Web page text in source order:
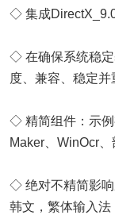
◇ 集成
◇ 在确保系统稳定
度、兼容、稳定并
◇ 精简组件：示例
Maker、WinOcr、
◇ 绝对不精简影响
韩文，繁体输入法